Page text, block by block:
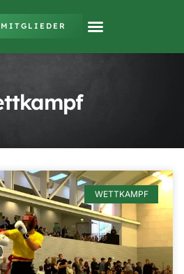
MITGLIEDER
WETTKAMPF